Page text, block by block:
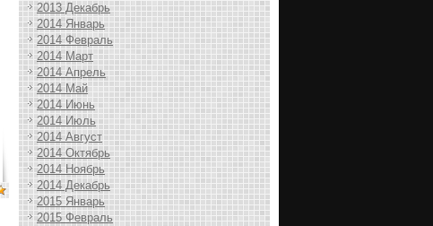
2013 Декабрь
2014 Январь
2014 Февраль
2014 Март
2014 Апрель
2014 Май
2014 Июнь
2014 Июль
2014 Август
2014 Октябрь
2014 Ноябрь
2014 Декабрь
2015 Январь
2015 Февраль